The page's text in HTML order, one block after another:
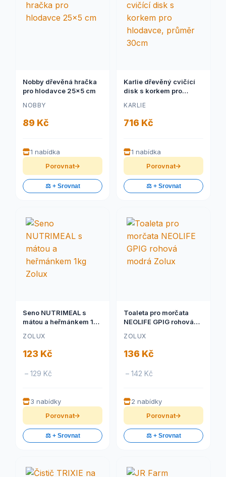
Nobby dřevěná hračka
pro hlodavce 25x5 cm
NOBBY
89 Kč
1 nabídka
Porovnat
⚖️ + Srovnat
Karlie dřevěný cvičící
disk s korkem pro
KARLIE
716 Kč
1 nabídka
Porovnat
⚖️ + Srovnat
Seno NUTRIMEAL s
mátou a heřmánkem 1kg
ZOLUX
123 Kč
– 129 Kč
3 nabídky
Porovnat
⚖️ + Srovnat
Toaleta pro morčata
NEOLIFE GPIG rohová
ZOLUX
136 Kč
– 142 Kč
2 nabídky
Porovnat
⚖️ + Srovnat